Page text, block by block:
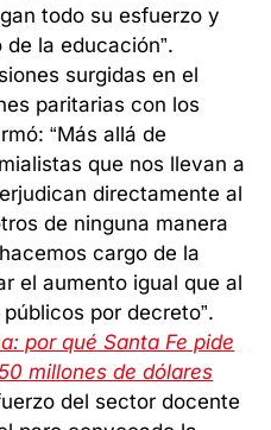
todo su esfuerzo y
la educación”.
surgidas en el
paritarias con los
“Más allá de
que nos llevan a
directamente al
de ninguna manera
cargo de la
el aumento igual que al
por decreto”.
por qué Santa Fe pide
millones de dólares
del sector docente